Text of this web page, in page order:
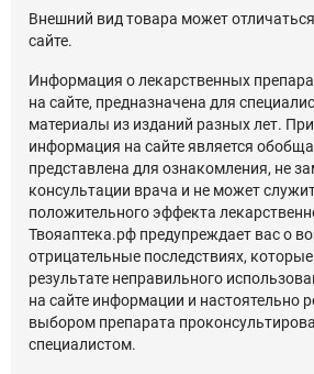
Внешний вид товара может
сайте.
Информация о лекарственных
на сайте, предназначена для
материалы из изданий разных лет.
информация на сайте является
представлена для ознакомления, не
консультации врача и не может
положительного эффекта
Твояаптека.рф предупреждает вас о
отрицательные последствиях,
результате неправильного
на сайте информации и настоятельно
выбором препарата
специалистом.